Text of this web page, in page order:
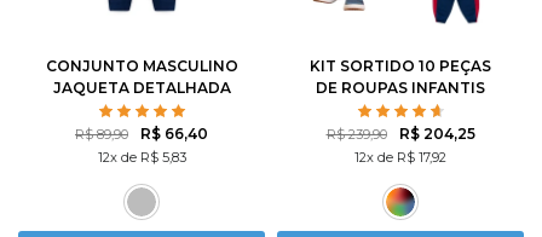
CONJUNTO MASCULINO
JAQUETA DETALHADA
R$ 89,90 R$ 66,40
12x de R$ 5,83
14
KIT SORTIDO 10 PEÇAS
DE ROUPAS INFANTIS
MASCULINO INVERNO - 5
CASACOS + 5 CALÇAS
R$ 239,90 R$ 204,25
12x de R$ 17,92